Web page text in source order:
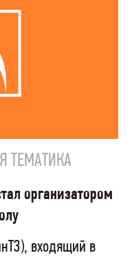
ТЕМАТИКА
организатором
входящий в